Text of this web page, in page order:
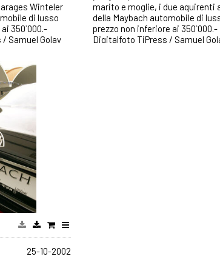
Winteler
di lusso
350`000.-
Samuel Golay
marito e moglie, i due aquirenti
della Maybach automobile di
prezzo non inferiore ai
Digitalfoto TiPress / Samuel
25-10-2002